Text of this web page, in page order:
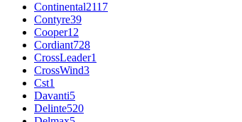
Continental2117
Contyre39
Cooper12
Cordiant728
CrossLeader1
CrossWind3
Cst1
Davanti5
Delinte520